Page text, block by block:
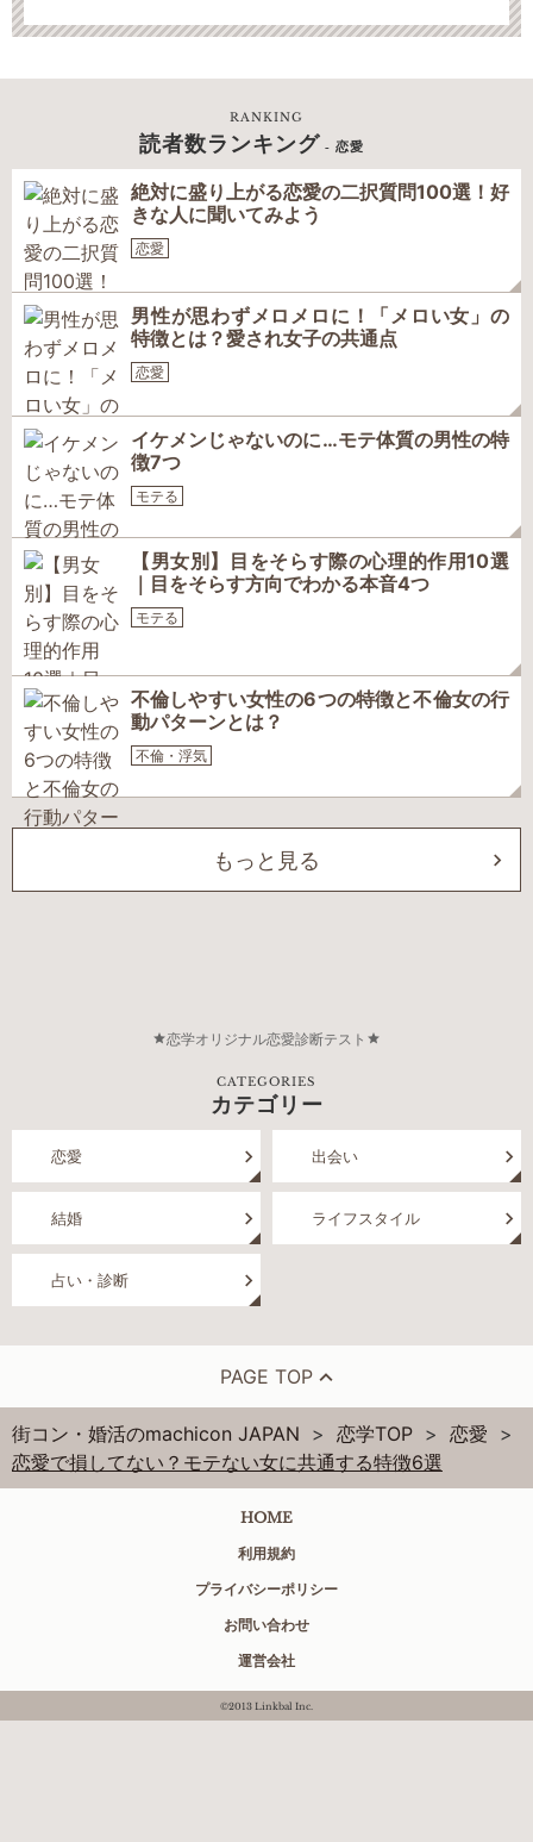
RANKING
読者数ランキング - 恋愛
絶対に盛り上がる恋愛の二択質問100選！好
きな人に聞いてみよう
恋愛
男性が思わずメロメロに！「メロい女」の
特徴とは？愛され女子の共通点
恋愛
イケメンじゃないのに…モテ体質の男性の特
徴7つ
モテる
【男女別】目をそらす際の心理的作用10選
｜目をそらす方向でわかる本音4つ
モテる
不倫しやすい女性の6つの特徴と不倫女の行
動パターンとは？
不倫・浮気
もっと見る
恋学オリジナル恋愛診断テスト
CATEGORIES
カテゴリー
恋愛 出会い
結婚 ライフスタイル
占い・診断
PAGE TOP
街コン・婚活のmachicon JAPAN 恋学TOP
恋愛
恋愛で損してない？モテない女に共通する特徴6選
HOME
利用規約
プライバシーポリシー
お問い合わせ
運営会社
©2013 Linkbal Inc.